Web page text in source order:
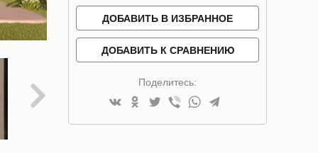
ДОБАВИТЬ В ИЗБРАННОЕ
ДОБАВИТЬ К СРАВНЕНИЮ
Поделитесь: